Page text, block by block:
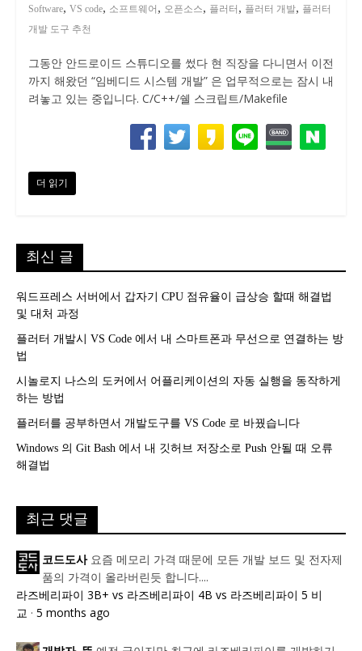
Software, VS code, 소프트웨어 , 오픈소스, 플러터 , 플러터 개발, 플러터
개발 도구 추천
그동안 안드로이드 스튜디오를 썼다 현 직장을 다니면서 이전
까지 해왔던 “임베디드 시스템 개발” 은 업무적으로는 잠시 내
려놓고 있는 중입니다. C/C++/쉘 스크립트/Makefile
더 읽기
최신 글
워드프레스 서버에서 갑자기 CPU 점유율이 급상승 할때 해결법
및 대처 과정
플러터 개발시 VS Code 에서 내 스마트폰과 무선으로 연결하는 방
법
시놀로지 나스의 도커에서 어플리케이션의 자동 실행을 동작하게
하는 방법
플러터를 공부하면서 개발도구를 VS Code 로 바꿨습니다
Windows 의 Git Bash 에서 내 깃허브 저장소로 Push 안될 때 오류
해결법
최근 댓글
코드도사 요즘 메모리 가격 때문에 모든 개발 보드 및 전자제
품의 가격이 올라버린듯 합니다....
라즈베리파이 3B+ vs 라즈베리파이 4B vs 라즈베리파이 5 비
교 · 5 months ago